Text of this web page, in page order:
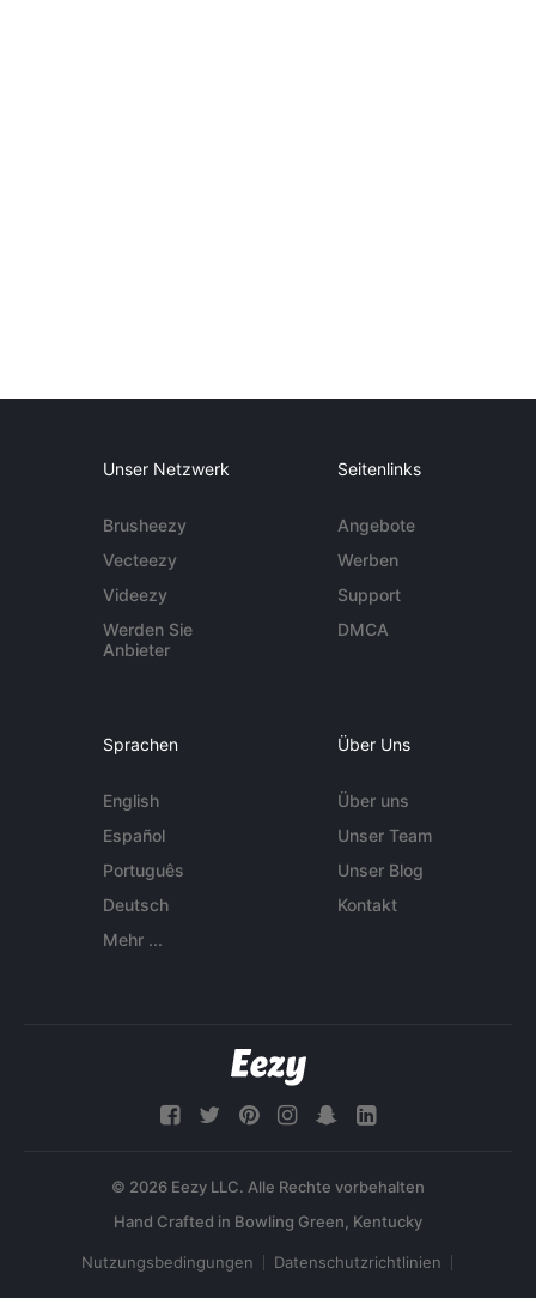
Unser Netzwerk
Brusheezy
Vecteezy
Videezy
Werden Sie
Anbieter
Seitenlinks
Angebote
Werben
Support
DMCA
Sprachen
English
Español
Português
Deutsch
Mehr ...
Über Uns
Über uns
Unser Team
Unser Blog
Kontakt
© 2026 Eezy LLC. Alle Rechte vorbehalten
Nutzungsbedingungen Datenschutzrichtlinien